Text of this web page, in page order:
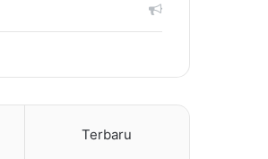
Terbaru